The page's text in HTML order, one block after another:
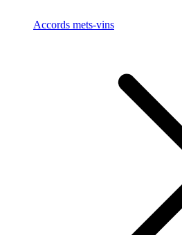
Accords mets-vins